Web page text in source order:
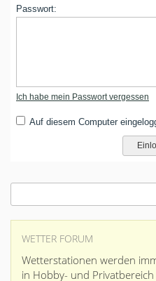
Passwort:
Ich habe mein Passwort vergessen
Auf diesem Computer
WETTER FORUM
Wetterstationen werden
in Hobby- und